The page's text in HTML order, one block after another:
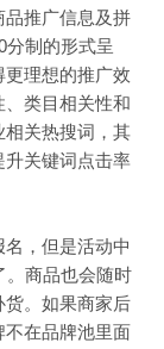
推广信息及拼
分制的形式呈
理想的推广效
类目相关性和
关热搜词 ，其
关键词点击率
，但是活动中
。商品也会随时
货。如果商家后
不在品牌池里面